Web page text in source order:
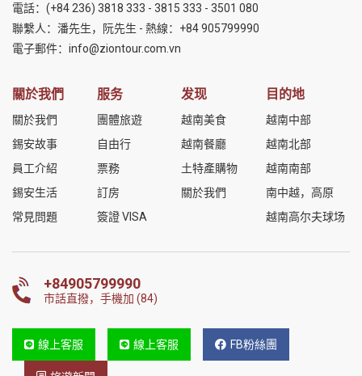
電話： (+84 236) 3818 333 - 3815 333 - 3501 080
聯繫人：潘先生，阮先生 - 熱線： +84 905799990
電子郵件： info@ziontour.com.vn
關於我們
關於我們
錫安故事
員工介紹
錫安生活
常見問題
服务
團體旅遊
自由行
票務
訂房
簽證 VISA
发现
越南美食
越南餐廳
土特產購物
關於我們
目的地
越南中部
越南北部
越南南部
南中越，高原
越南高尔夫球场
+84905799990
市話直撥，手機加 (84)
線上客服 線上客服 FB粉絲團